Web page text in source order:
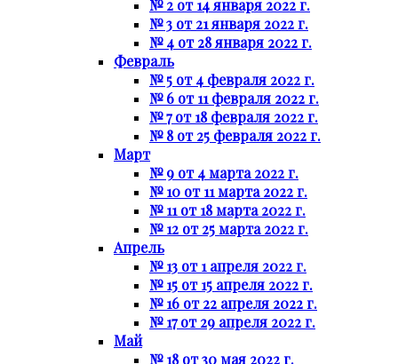
№ 2 от 14 января 2022 г.
№ 3 от 21 января 2022 г.
№ 4 от 28 января 2022 г.
Февраль
№ 5 от 4 февраля 2022 г.
№ 6 от 11 февраля 2022 г.
№ 7 от 18 февраля 2022 г.
№ 8 от 25 февраля 2022 г.
Март
№ 9 от 4 марта 2022 г.
№ 10 от 11 марта 2022 г.
№ 11 от 18 марта 2022 г.
№ 12 от 25 марта 2022 г.
Апрель
№ 13 от 1 апреля 2022 г.
№ 15 от 15 апреля 2022 г.
№ 16 от 22 апреля 2022 г.
№ 17 от 29 апреля 2022 г.
Май
№ 18 от 30 мая 2022 г.